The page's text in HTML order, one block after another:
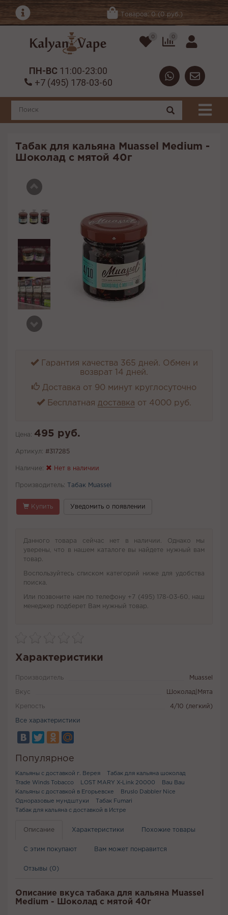
Товаров: 0 (0 руб.)
0 0
ПН-ВС 11:00-23:00
+7 (495) 178-03-60
Табак для кальяна Muassel Medium -
Шоколад с мятой 40г
Гарантия качества 365 дней. Обмен и
возврат 14 дней.
Доставка от 90 минут круглосуточно
Бесплатная доставка от 4000 руб.
Цена: 495 руб.
Артикул: #317285
Наличие: Нет в наличии
Производитель: Табак Muassel
Купить Уведомить о появлении
Данного товара сейчас нет в наличии. Однако мы
уверены, что в нашем каталоге вы найдете нужный вам
товар.
Воспользуйтесь списком категорий ниже для удобства
поиска.
Или позвоните нам по телефону +7 (495) 178-03-60, наш
менеджер подберет Вам нужный товар.
Характеристики
Производитель Muassel
Вкус Шоколад|Мята
Крепость 4/10 (легкий)
Все характеристики
Популярное
Кальяны с доставкой г. Верея
Табак для кальяна шоколад
Trade Winds Tobacco
LOST MARY X-Link 20000
Bau Bau
Кальяны с доставкой в Егорьевске
Bruslo Dabbler Nice
Одноразовые мундштуки
Табак Fumari
Табак для кальяна с доставкой в Истре
Описание Характеристики Похожие товары
С этим покупают Вам может понравится
Отзывы (0)
Описание вкуса табака для кальяна Muassel
Medium - Шоколад с мятой 40г